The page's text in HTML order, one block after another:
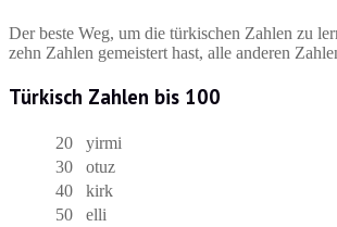
Der beste Weg, um die türkischen Zahlen zu
zehn Zahlen gemeistert hast, alle anderen
Türkisch Zahlen bis 100
20
yirmi
30
otuz
40
kirk
50
elli